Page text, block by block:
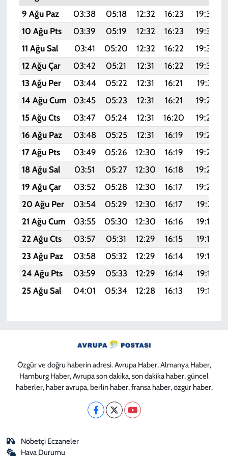
9 Ağu Paz
03:38 05:18 12:32 16:23 19:36
10 Ağu Pts
03:39 05:19 12:32 16:23 19:35
11 Ağu Sal
03:41 05:20 12:32 16:22 19:33
12 Ağu Çar
03:42 05:21 12:31 16:22 19:32
13 Ağu Per
03:44 05:22 12:31 16:21 19:31
14 Ağu Cum
03:45 05:23 12:31 16:21 19:29
15 Ağu Cts
03:47 05:24 12:31 16:20 19:28
16 Ağu Paz
03:48 05:25 12:31 16:19 19:27
17 Ağu Pts
03:49 05:26 12:30 16:19 19:25
18 Ağu Sal
03:51 05:27 12:30 16:18 19:24
19 Ağu Çar
03:52 05:28 12:30 16:17 19:22
20 Ağu Per
03:54 05:29 12:30 16:17 19:21
21 Ağu Cum
03:55 05:30 12:30 16:16 19:19
22 Ağu Cts
03:57 05:31 12:29 16:15 19:18
23 Ağu Paz
03:58 05:32 12:29 16:14 19:16
24 Ağu Pts
03:59 05:33 12:29 16:14 19:15
25 Ağu Sal
04:01 05:34 12:28 16:13 19:13
Özgür ve doğru haberin adresi. Avrupa Haber, Almanya Haber,
Hamburg Haber, Avrupa son dakika, son dakika haber, güncel
haberler, haber avrupa, berlin haber, fransa haber, özgür haber,
Nöbetçi Eczaneler
Hava Durumu